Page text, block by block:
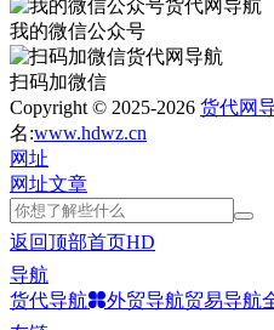
我的微信公众号
扫码加微信
Copyright © 2025-2026 货代网
名:www.hdwz.cn
网址
网址文章
返回顶部首页HD
导航
货代导航
外贸导航贸易导航